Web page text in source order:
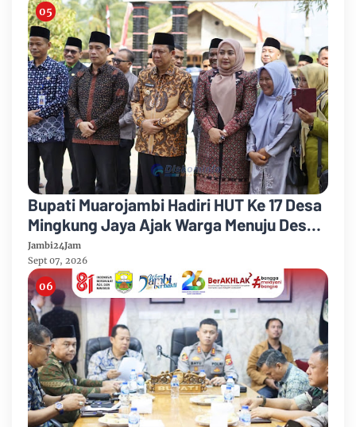
Bupati Muarojambi Hadiri HUT Ke 17 Desa
Mingkung Jaya Ajak Warga Menuju Desa
Mandiri 2026
Jambi24Jam
Sept 07, 2026